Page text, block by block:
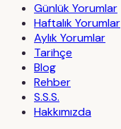
Günlük Yorumlar
Haftalık Yorumlar
Aylık Yorumlar
Tarihçe
Blog
Rehber
S.S.S.
Hakkımızda